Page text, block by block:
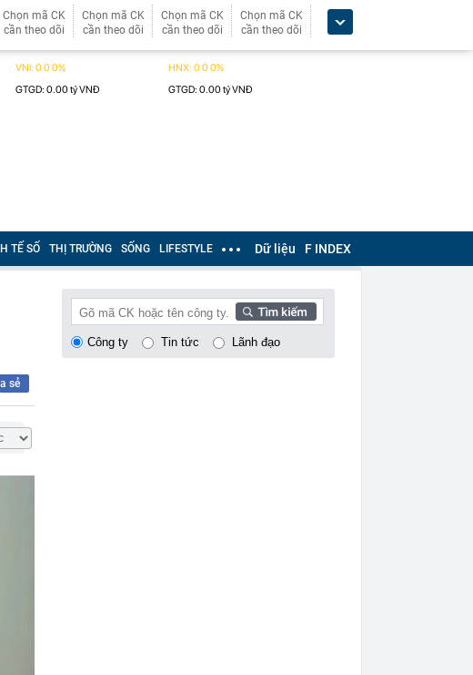
Chọn mã CK
cần theo dõi
Chọn mã CK
cần theo dõi
Chọn mã CK
cần theo dõi
Chọn mã CK
cần theo dõi
TẾ SỐ THỊ TRƯỜNG SỐNG LIFESTYLE Dữ liệu F INDEX
sẻ
Công ty Tin tức Lãnh đạo